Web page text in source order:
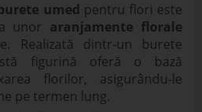
umed pentru flori este
unor aranjamente florale
Realizată dintr-un burete
figurină oferă o bază
florilor, asigurându-le
pe termen lung.